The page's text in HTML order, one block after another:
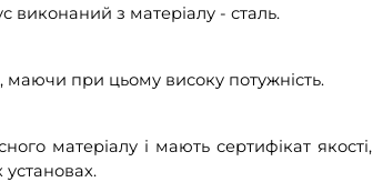
виконаний з матеріалу - сталь.
маючи при цьому високу потужність.
матеріалу і мають сертифікат якості,
установах.